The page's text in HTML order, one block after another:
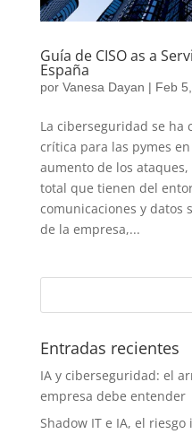
Guía de CISO as a
España
por Vanesa Dayan | Feb
La ciberseguridad se ha
crítica para las pymes
aumento de los
total que tienen del
comunicaciones y datos
de la empresa,...
Entradas recientes
IA y ciberseguridad: el
empresa debe entender
Shadow IT e IA, el